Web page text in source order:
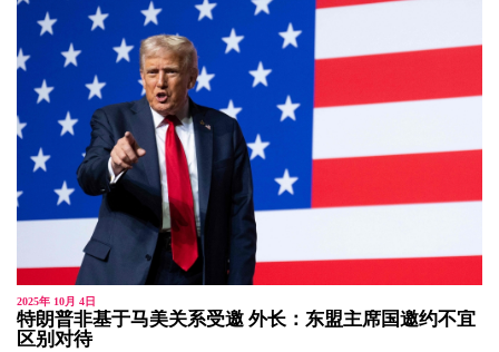
2025年 10月 4日
特朗普非基于马美关系受邀 外长：东盟主席国邀约不宜
区别对待